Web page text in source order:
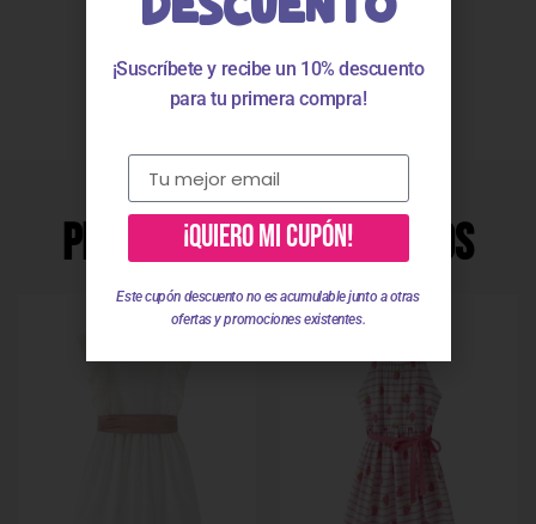
Valoraciones
Productos Relacionados
¡Suscríbete y recibe un 10% descuento
para tu primera compra!
¡QUIERO MI CUPÓN!
Este cupón descuento no es acumulable junto a otras
ofertas y promociones existentes.